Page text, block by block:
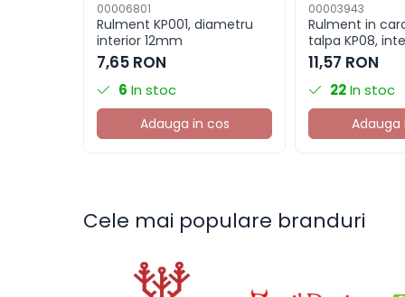
Accesorii trotinete electrice
Lichidare de stoc
00006801
Rulment KP001, diametru
interior 12mm
7,65 RON
6 In stoc
Adauga in cos
00003943
Rulment in
talpa KP08,
11,57 RON
22In stoc
Adauga
Cele mai populare branduri